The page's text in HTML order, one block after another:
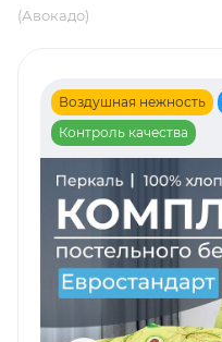
(Авокадо)
Воздушная нежность
Контроль качества